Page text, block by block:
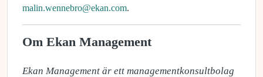
malin.wennebro@ekan.com.
Om Ekan Management
Ekan Management är ett managementkonsultbolag